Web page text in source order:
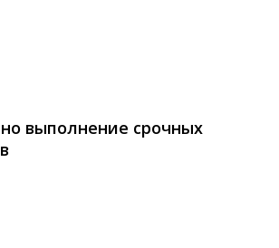
выполнение срочных